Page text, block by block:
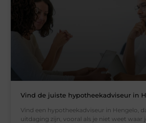
Vind de juiste hypotheekadviseur in
Vind een hypotheekadviseur in Hengelo,
uitdaging zijn, vooral als je niet weet waar